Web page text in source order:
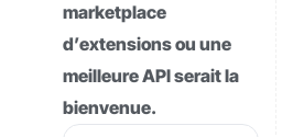
marketplace
d’extensions ou une
meilleure API serait la
bienvenue.